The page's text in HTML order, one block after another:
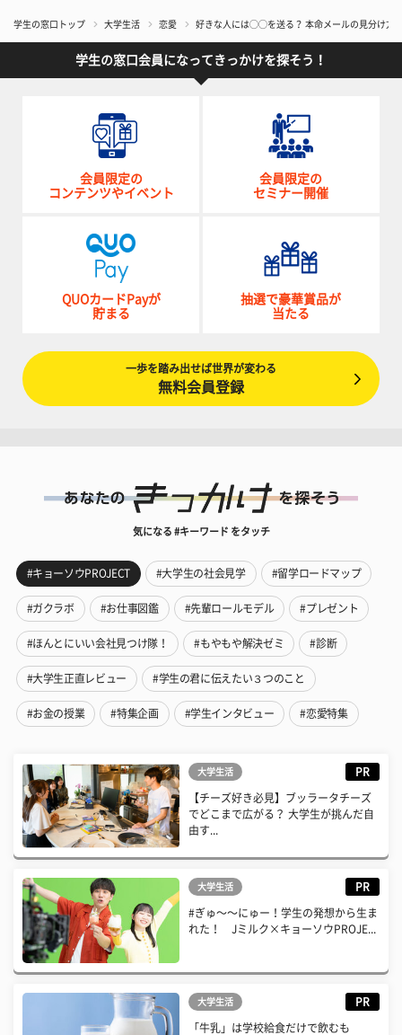
学生の窓口トップ 大学生活 恋愛 好きな人には◯◯を送る？ 本命メールの見分け方
学生の窓口会員になってきっかけを探そう！
会員限定の
コンテンツやイベント
会員限定の
セミナー開催
QUOカードPayが
貯まる
抽選で豪華賞品が
当たる
一歩を踏み出せば世界が変わる
無料会員登録
気になる #キーワード をタッチ
#キョーソウPROJECT #大学生の社会見学 #留学ロードマップ
#ガクラボ #お仕事図鑑 #先輩ロールモデル #プレゼント
#ほんとにいい会社見つけ隊！ #もやもや解決ゼミ #診断
#大学生正直レビュー #学生の君に伝えたい３つのこと
#お金の授業 #特集企画 #学生インタビュー #恋愛特集
大学生活 PR
【チーズ好き必見】ブッラータチーズ
でどこまで広がる？ 大学生が挑んだ自
由す...
大学生活 PR
#ぎゅ〜〜にゅー！学生の発想から生ま
れた！ Jミルク×キョーソウPROJE...
大学生活 PR
「牛乳」は学校給食だけで飲むも